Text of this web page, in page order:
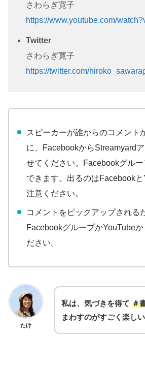
さわらぎ寛子
https://www.youtube.com/
Twitter
さわらぎ寛子
https://twitter.com/
スピーカーが誰からのコメント
に、FacebookからStreamyard
せてください。Facebookグル
できます。出るのはFacebook
注意ください。
コメントをピックアップされる
FacebookグループかYouTubeか
ださい。
たけ
私は、気づきを得て ＃
まわすのがすごく楽しい